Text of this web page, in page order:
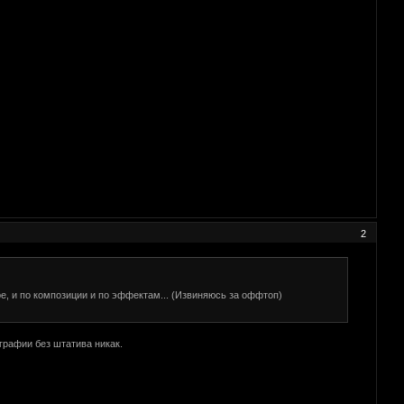
2
и по композиции и по эффектам... (Извиняюсь за оффтоп)
без штатива никак.